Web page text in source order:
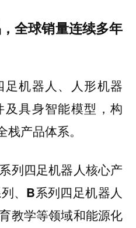
全球销量连续多年
机器人、人形机器
及具身智能模型，构
栈产品体系。
列四足机器人核心产
、B系列四足机器人
教学等领域和能源化